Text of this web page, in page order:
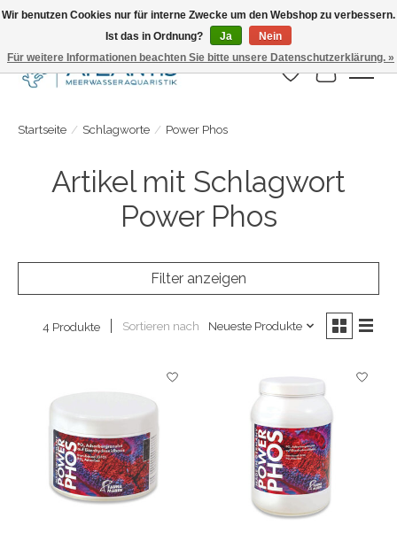
Täglicher Versand. Bestelle bis 15.00 Uhr
Wunschzettel
Ihr
Startseite / Schlagworte / Power Phos
Artikel mit Schlagwort
Power Phos
Filter anzeigen
4 Produkte Sortieren nach Neueste Produkte
Wir benutzen Cookies nur für interne Zwecke um den Webshop zu verbessern.
Ist das in Ordnung?
Ja
Nein
Für weitere Informationen beachten Sie bitte unsere Datenschutzerklärung. »